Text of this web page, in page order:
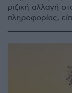
ριζική αλλαγή
πληροφορίας,